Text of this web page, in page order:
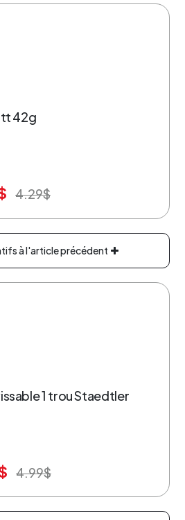
42g
4.29$
à l'article précédent
1 trou Staedtler
4.99$